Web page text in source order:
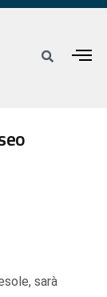
sarà